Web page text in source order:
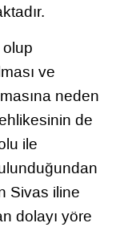
ve
neden
de
ile
Sivas iline
dolayı yöre